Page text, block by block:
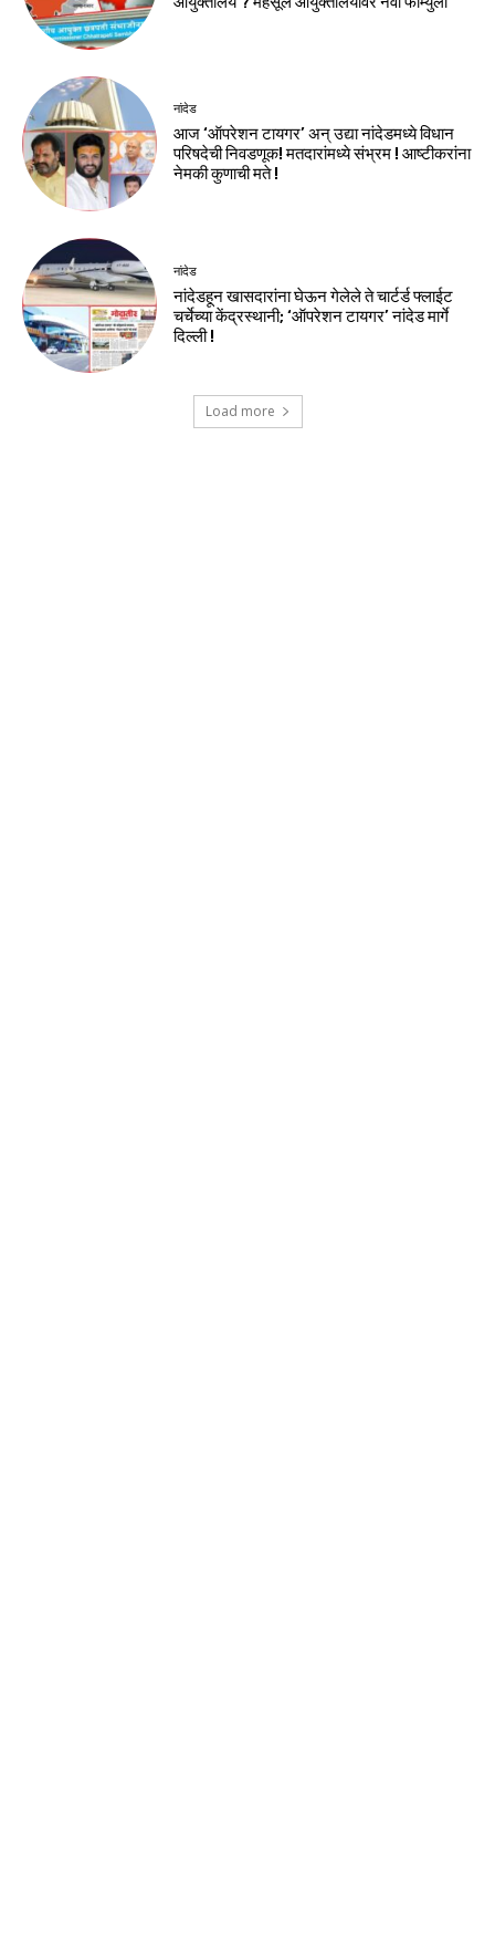
नांदेड
आज ‘ऑपरेशन टायगर’ अन् उद्या नांदेडमध्ये विधान
परिषदेची निवडणूक! मतदारांमध्ये संभ्रम ! आष्टीकरांना
नेमकी कुणाची मते !
नांदेड
नांदेडहून खासदारांना घेऊन गेलेले ते चार्टर्ड फ्लाईट
चर्चेच्या केंद्रस्थानी; ‘ऑपरेशन टायगर’ नांदेड मार्गे
दिल्ली !
Load more